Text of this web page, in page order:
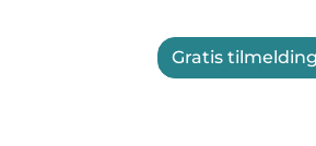
Gratis tilmelding